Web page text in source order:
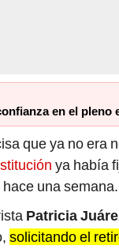
en el pleno
que ya no era
ya había
una semana.
Patricia
solicitando el